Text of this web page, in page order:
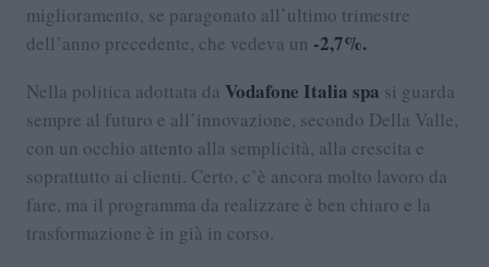
miglioramento, se paragonato all’ultimo trimestre
dell’anno precedente, che vedeva un -2,7%.
Nella politica adottata da Vodafone Italia spa si guarda
sempre al futuro e all’innovazione, secondo Della Valle,
con un occhio attento alla semplicità, alla crescita e
soprattutto ai clienti. Certo, c’è ancora molto lavoro da
fare, ma il programma da realizzare è ben chiaro e la
trasformazione è in già in corso.